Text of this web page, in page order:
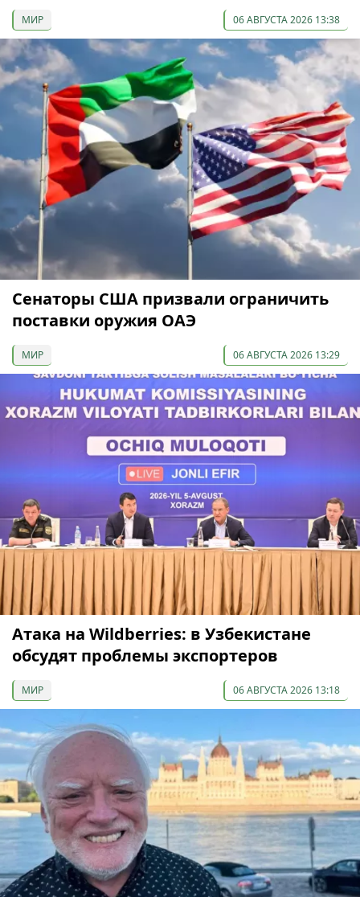
МИР 06 АВГУСТА 2026 13:38
Сенаторы США призвали ограничить
поставки оружия ОАЭ
МИР 06 АВГУСТА 2026 13:29
Атака на Wildberries: в Узбекистане
обсудят проблемы экспортеров
МИР 06 АВГУСТА 2026 13:18